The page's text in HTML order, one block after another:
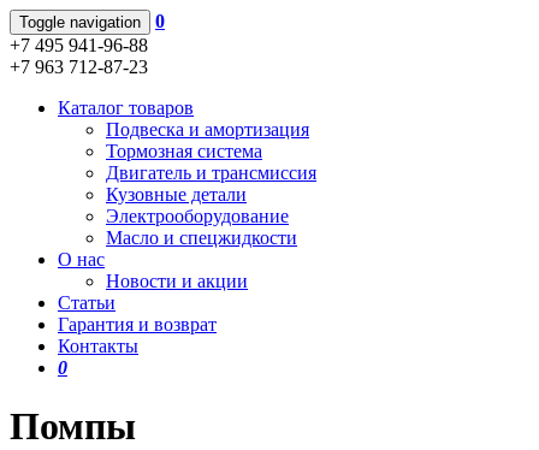
Toggle navigation
0
+7 495 941-96-88
+7 963 712-87-23
Каталог товаров
Подвеска и амортизация
Тормозная система
Двигатель и трансмиссия
Кузовные детали
Электрооборудование
Масло и спецжидкости
О нас
Новости и акции
Статьи
Гарантия и возврат
Контакты
0
Помпы